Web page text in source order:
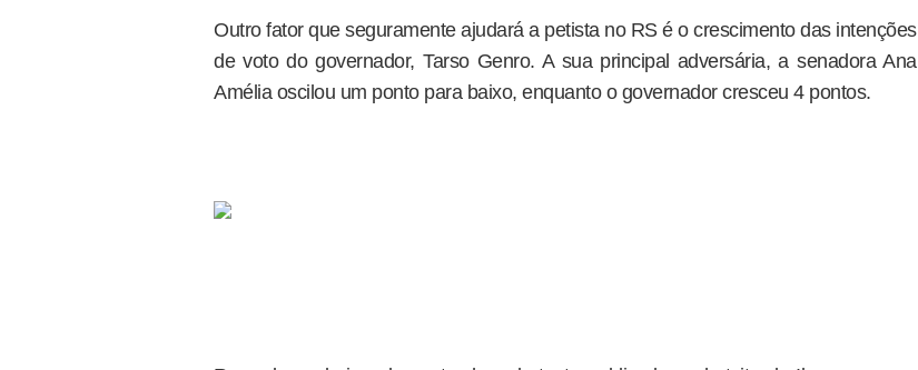
Outro fator que seguramente ajudará a petista no RS é o crescimento das intenções
de voto do governador, Tarso Genro. A sua principal adversária, a senadora Ana
Amélia oscilou um ponto para baixo, enquanto o governador cresceu 4 pontos.